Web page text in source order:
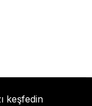
keşfedin